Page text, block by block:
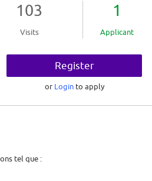
103
Visits
1
Applicant
Register
or Login to apply
tel que :